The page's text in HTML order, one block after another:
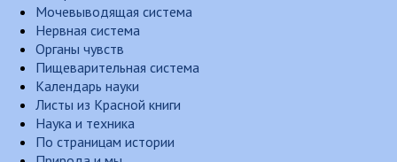
Мочевыводящая система
Нервная система
Органы чувств
Пищеварительная система
Календарь науки
Листы из Красной книги
Наука и техника
По страницам истории